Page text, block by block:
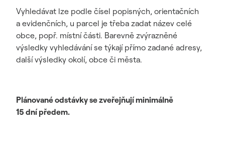
Vyhledávat lze podle čísel popisných, orientačních
a evidenčních, u parcel je třeba zadat název celé
obce, popř. místní části. Barevně zvýrazněné
výsledky vyhledávání se týkají přímo zadané adresy,
další výsledky okolí, obce či města.
Plánované odstávky se zveřejňují minimálně
15 dní předem.